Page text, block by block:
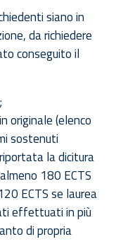
siano in
da richiedere
conseguito il
originale (elenco
sostenuti
la dicitura
180 ECTS
ECTS se laurea
effettuati in più
di propria